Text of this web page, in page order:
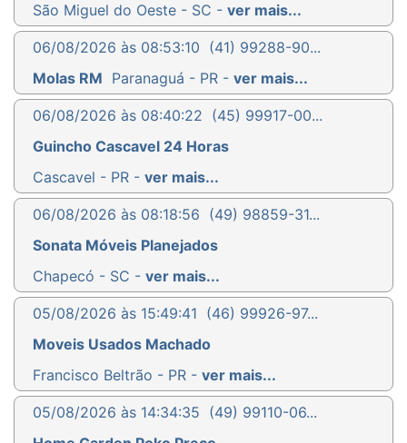
São Miguel do Oeste - SC - ver mais...
06/08/2026 às 08:53:10 (41) 99288-90...
Molas RM Paranaguá - PR - ver mais...
06/08/2026 às 08:40:22 (45) 99917-00...
Guincho Cascavel 24 Horas
Cascavel - PR - ver mais...
06/08/2026 às 08:18:56 (49) 98859-31...
Sonata Móveis Planejados
Chapecó - SC - ver mais...
05/08/2026 às 15:49:41 (46) 99926-97...
Moveis Usados Machado
Francisco Beltrão - PR - ver mais...
05/08/2026 às 14:34:35 (49) 99110-06...